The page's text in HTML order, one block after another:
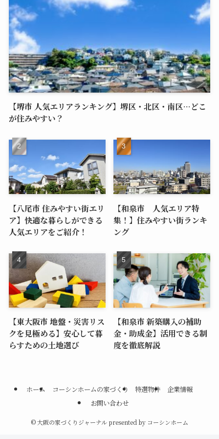
【堺市 人気エリアランキング】堺区・北区・南区…どこ
が住みやすい？
【八尾市 住みやすい街エリ
ア】快適な暮らしができる
人気エリアをご紹介！
【和泉市 人気エリア特
集！】住みやすい街ランキ
ング
【東大阪市 地盤・災害リス
クを見極める】安心して暮
らすための土地選び
【和泉市 新築購入の補助
金・助成金】活用できる制
度を徹底解説
ホーム コーシンホームの家づくり 特選物件
企業情報
お問い合わせ
©大阪の家づくりジャーナル presented by コーシンホーム